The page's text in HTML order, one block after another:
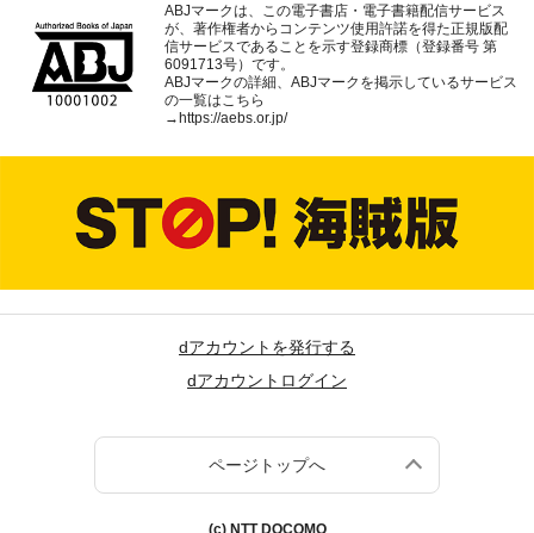
ABJマークは、この電子書店・電子書籍配信サービス
が、著作権者からコンテンツ使用許諾を得た正規版配
信サービスであることを示す登録商標（登録番号 第
6091713号）です。
ABJマークの詳細、ABJマークを掲示しているサービス
の一覧はこちら
→https://aebs.or.jp/
dアカウントを発行する
dアカウントログイン
ページトップへ
(c) NTT DOCOMO